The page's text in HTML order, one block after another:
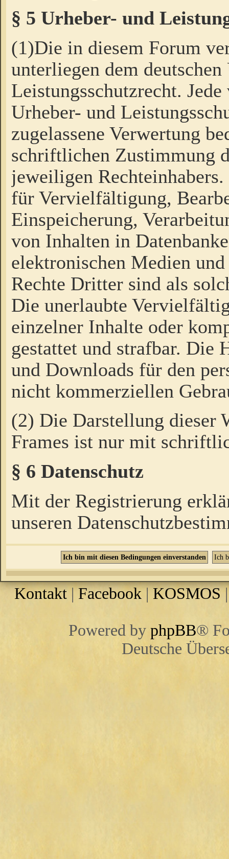
§ 5 Urheber- und
(1)Die in diesem Forum
unterliegen dem
Leistungsschutzrecht.
Urheber- und
zugelassene Verwertung
schriftlichen Zustimmung
jeweiligen
für Vervielfältigung,
Einspeicherung,
von Inhalten in
elektronischen Medien
Rechte Dritter sind als
Die unerlaubte
einzelner Inhalte oder
gestattet und strafbar. Die
und Downloads für den
nicht kommerziellen
(2) Die Darstellung dieser
Frames ist nur mit
§ 6 Datenschutz
Mit der Registrierung
unseren
Kontakt |Facebook | KOSMOS
Powered by phpBB®
Deutsche